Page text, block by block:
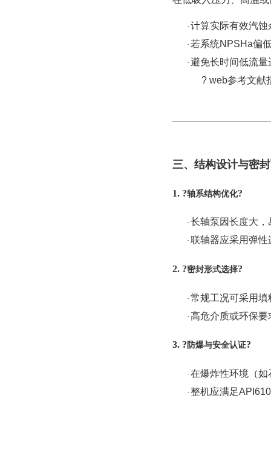
· 计算实际有效汽蚀
· 若系统NPSHa偏
· 避免长时间低流
? web参考文献
三、结构设计与密
1. ?轴系结构优化?
· 长轴泵因长度大
· 联轴器应采用弹
2. ?密封形式选择?
· 常规工况可采用
· 高危介质或环保
3. ?防爆与安全认证?
· 在爆炸性环境（
· 整机应满足